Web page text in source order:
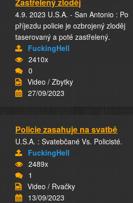
4.9. 2023 U.S.A. - San Antonio : Po
příjezdu policie je ozbrojený zloděj
taserovaný a poté zastřelený.
FuckingHell
2410x
0
Video / Zbytky
27/09/2023
Policie zasahuje na svatbě
U.S.A. : Svatebčané Vs. Policisté.
FuckingHell
2489x
1
Video / Rvačky
13/09/2023